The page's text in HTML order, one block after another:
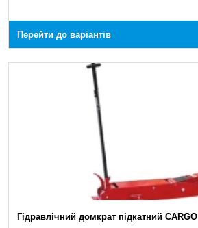
Перейти до варіантів
Гідравлічний домкрат підкатний CARGO